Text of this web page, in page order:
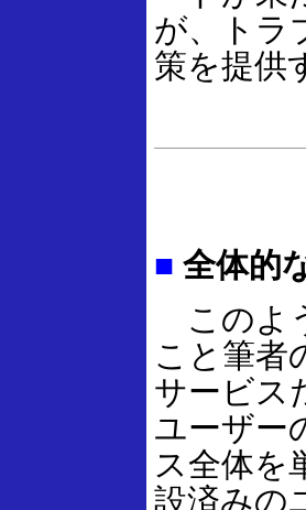
が、トラ
策を提供
■ 全体的
このよ
こと筆者
サービス
ユーザー
ス全体を
設済みの